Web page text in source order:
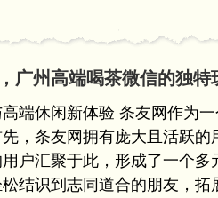
广州高端喝茶微信的独特
端休闲新体验 条友网作为
，条友网拥有庞大且活跃
户汇聚于此，形成了一个
结识到志同道合的朋友，拓